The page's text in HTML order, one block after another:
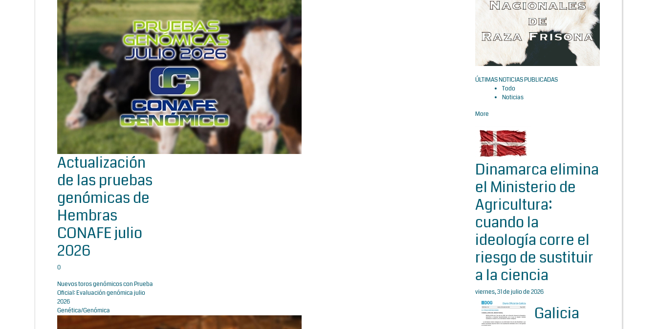
Actualización
de las pruebas
genómicas de
Hembras
CONAFE julio
2026
0
Nuevos toros genómicos con Prueba
Oficial: Evaluación genómica julio
2026
Genética/Genómica
ÚLTIMAS NOTICIAS PUBLICADAS
Todo
Noticias
More
Dinamarca elimina
el Ministerio de
Agricultura:
cuando la
ideología corre el
riesgo de sustituir
a la ciencia
viernes, 31 de julio de 2026
Galicia